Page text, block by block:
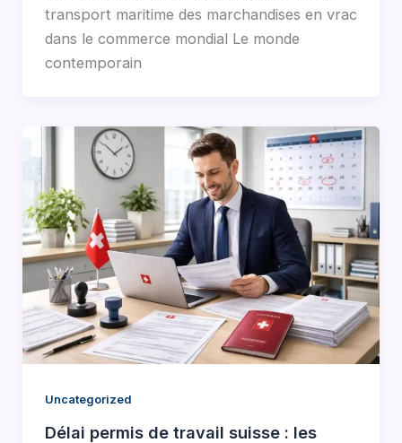
transport maritime des marchandises en vrac
dans le commerce mondial Le monde
contemporain
Uncategorized
Délai permis de travail suisse : les